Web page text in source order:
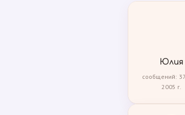
Юлия
сообщений:
2005 г.